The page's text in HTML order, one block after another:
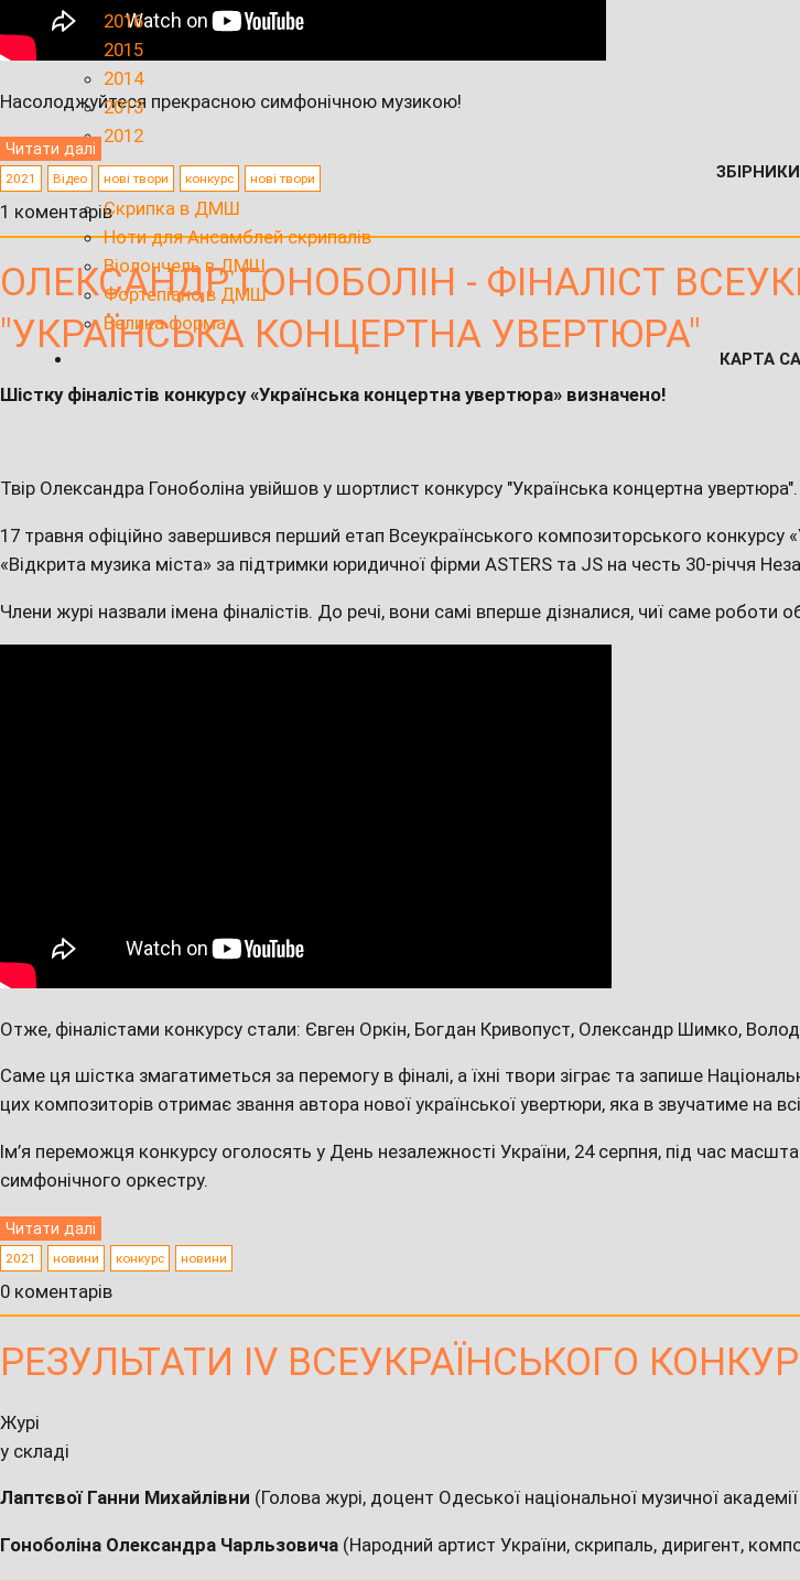
2016
2015
2014
2013
2012
Скрипка в ДМШ
Ноти для Ансамблей скрипалів
Віолончель в ДМШ
Фортепіано в ДМШ
Велика форма
КАРТА
Насолоджуйтеся прекрасною симфонічною музикою!
Читати далі
2021 Відео нові твори конкурс нові твори
1 коментарів
ОЛЕКСАНДР ГОНОБОЛІН - ФІНАЛІСТ
"УКРАЇНСЬКА КОНЦЕРТНА УВЕРТЮРА"
Шістку фіналістів конкурсу «Українська концертна увертюра» визначено!
Твір Олександра Гоноболіна увійшов у шортлист конкурсу "Українська концертна увертюра".
17 травня офіційно завершився перший етап Всеукраїнського композиторського конкурсу
«Відкрита музика міста» за підтримки юридичної фірми ASTERS та JS на честь 30-річчя
Члени журі назвали імена фіналістів. До речі, вони самі вперше дізналися, чиї саме
Отже, фіналістами конкурсу стали: Євген Оркін, Богдан Кривопуст, Олександр Шимко,
Саме ця шістка змагатиметься за перемогу в фіналі, а їхні твори зіграє та запише
цих композиторів отримає звання автора нової української увертюри, яка в звучатиме на
Ім’я переможця конкурсу оголосять у День незалежності України, 24 серпня, під час
симфонічного оркестру.
Читати далі
2021 новини конкурс новини
0 коментарів
РЕЗУЛЬТАТИ IV ВСЕУКРАЇНСЬКОГО
Журі
у складі
Лаптєвої Ганни Михайлівни (Голова журі, доцент Одеської національної музичної
Гоноболіна Олександра Чарльзовича (Народний артист України, скрипаль, диригент,